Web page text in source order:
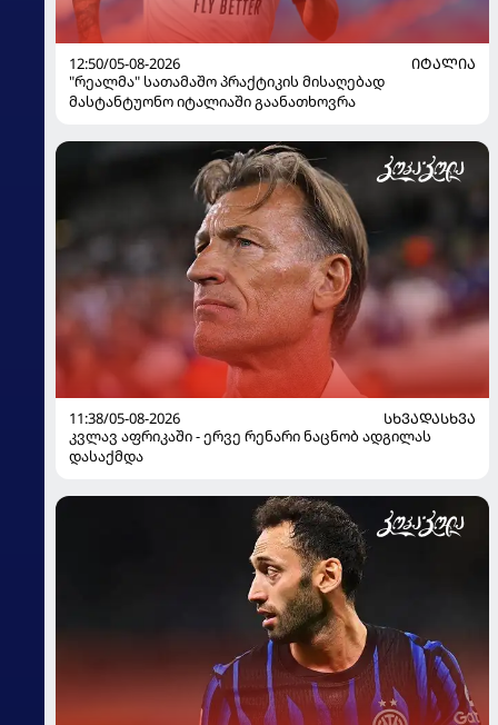
12:50/05-08-2026
ᲘᲢᲐᲚᲘᲐ
"რეალმა" სათამაშო პრაქტიკის მისაღებად
მასტანტუონო იტალიაში გაანათხოვრა
11:38/05-08-2026
ᲡᲮᲕᲐᲓᲐᲡᲮᲕᲐ
კვლავ აფრიკაში - ერვე რენარი ნაცნობ ადგილას
დასაქმდა